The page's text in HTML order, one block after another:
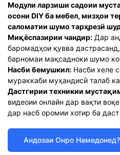
Модули ларзиши садоии
осони DIY ба мебел, мизҳои
саломатии шумо тарҳрезӣ
Миқёспазирии чандир: Дар
баромадҳои қувва
барномаи мақсадноки шумо
Насби бемушкил: Насби хеле
мураккаби муҳандисӣ талаб
Дастгирии техникии
видеоии онлайн дар вақти
дар насб оромии хотир ба
Андозаи Онро